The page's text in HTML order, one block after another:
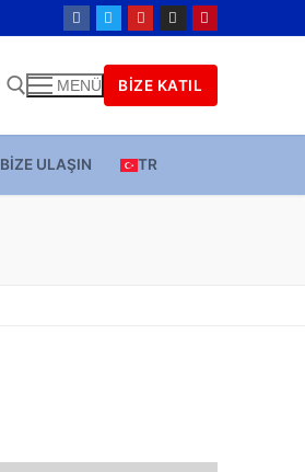
MENÜ BIZE KATIL
BIZE ULAŞIN TR